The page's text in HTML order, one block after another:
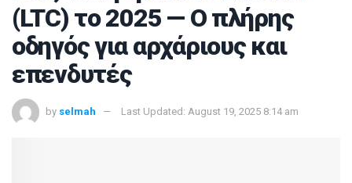
(LTC) το 2025 — Ο πλήρης
οδηγός για αρχάριους και
επενδυτές
by selmah Last Updated: August 19, 2025 8:14 am